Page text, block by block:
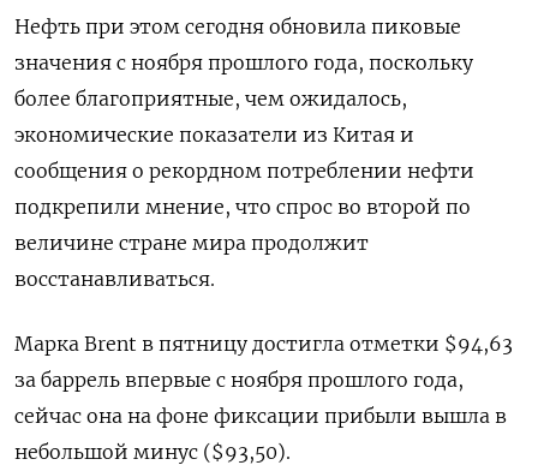
Нефть при этом сегодня обновила пиковые
значения с ноября прошлого года, поскольку
более благоприятные, чем ожидалось,
экономические показатели из Китая и
сообщения о рекордном потреблении нефти
подкрепили мнение, что спрос во второй по
величине стране мира продолжит
восстанавливаться.
Марка Brent в пятницу достигла отметки $94,63
за баррель впервые с ноября прошлого года,
сейчас она на фоне фиксации прибыли вышла в
небольшой минус ($93,50).